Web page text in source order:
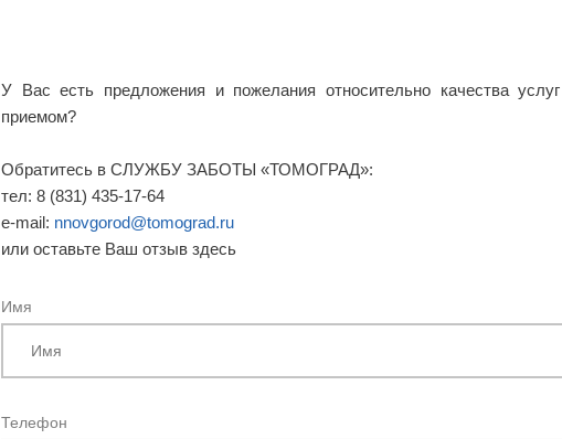
У Вас есть предложения и пожелания относительно качества
приемом?
Обратитесь в СЛУЖБУ ЗАБОТЫ «ТОМОГРАД»:
тел: 8 (831) 435-17-64
e-mail: nnovgorod@tomograd.ru
или оставьте Ваш отзыв здесь
Имя
Телефон